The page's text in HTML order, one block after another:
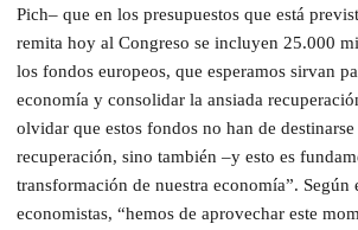
Pich– que en los presupuestos que está
remita hoy al Congreso se incluyen 25.000
los fondos europeos, que esperamos sirvan
economía y consolidar la ansiada
olvidar que estos fondos no han de
recuperación, sino también –y esto es
transformación de nuestra economía”. Según
economistas, “hemos de aprovechar este